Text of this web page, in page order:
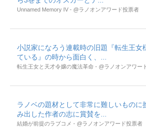
Unnamed Memory IV - @ラノオンアワード投票者
小説家になろう連載時の旧題『転生王女
ている』の時から面白く、...
転生王女と天才令嬢の魔法革命 - @ラノオンアワー
ラノベの題材として非常に難しいものに
み出した作者の志に賞賛を...
結婚が前提のラブコメ - @ラノオンアワード投票者